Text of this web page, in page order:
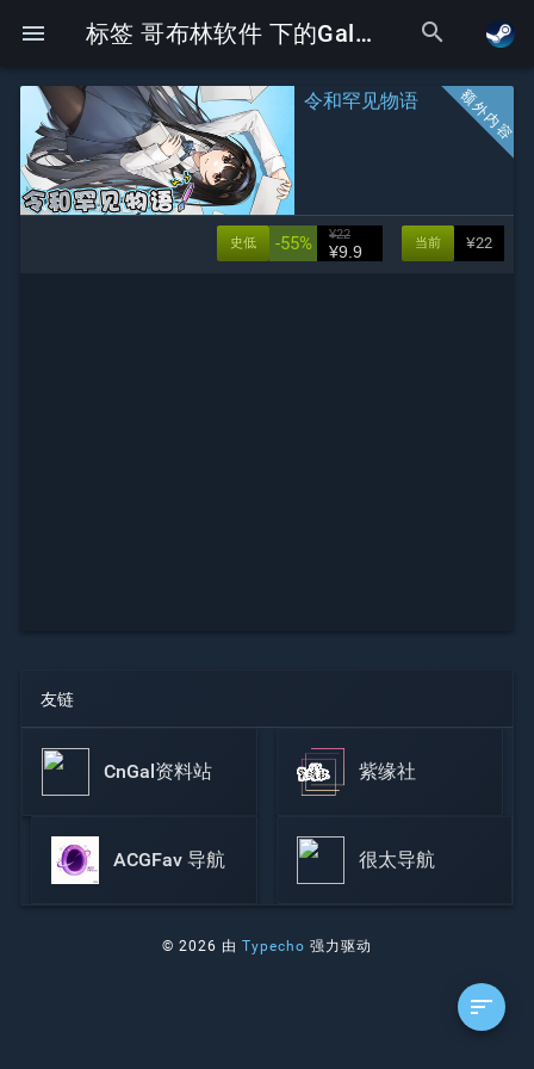
menu 标签 哥布林软件 下的Galgame search
令和罕见物语
¥22
当前
-55% ¥22
¥9.9
史低
友链
CnGal资料站 紫缘社
ACGFav 导航 很太导航
© 2026 由Typecho 强力驱动
sort